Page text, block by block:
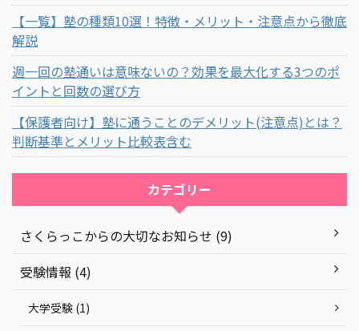
【一覧】塾の種類10選！特徴・メリット・注意点から徹底
解説
週一回の塾通いは意味ないの？効果を最大化する3つのポ
イントと回数の選び方
【保護者向け】塾に通うことのデメリット(注意点)とは？
判断基準とメリット比較表含む
カテゴリー
さくらっこからの大切なお知らせ (9)
受験情報 (4)
大学受験 (1)